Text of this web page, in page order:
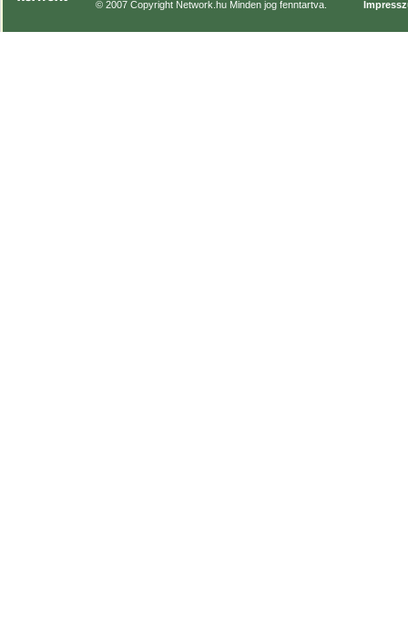
© 2007 Copyright Network.hu Minden jog fenntartva.